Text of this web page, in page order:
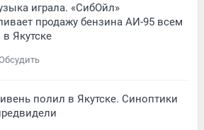
играла. «СибОйл»
продажу бензина АИ-95 всем
Якутске
полил в Якутске. Синоптики